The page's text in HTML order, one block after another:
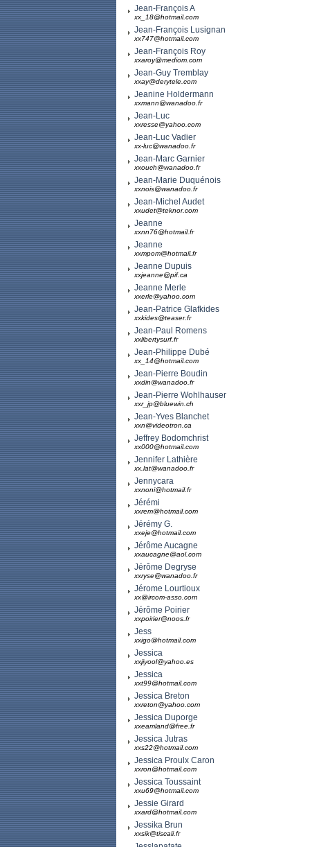
Jean-François A
xx_18@hotmail.com
Jean-François Lusignan
xx747@hotmail.com
Jean-François Roy
xxaroy@mediom.com
Jean-Guy Tremblay
xxay@derytele.com
Jeanine Holdermann
xxmann@wanadoo.fr
Jean-Luc
xxresse@yahoo.com
Jean-Luc Vadier
xx-luc@wanadoo.fr
Jean-Marc Garnier
xxouch@wanadoo.fr
Jean-Marie Duquénois
xxnois@wanadoo.fr
Jean-Michel Audet
xxudet@teknor.com
Jeanne
xxnn76@hotmail.fr
Jeanne
xxmpom@hotmail.fr
Jeanne Dupuis
xxjeanne@pif.ca
Jeanne Merle
xxerle@yahoo.com
Jean-Patrice Glafkides
xxkides@teaser.fr
Jean-Paul Romens
xxlibertysurf.fr
Jean-Philippe Dubé
xx_14@hotmail.com
Jean-Pierre Boudin
xxdin@wanadoo.fr
Jean-Pierre Wohlhauser
xxr_jp@bluewin.ch
Jean-Yves Blanchet
xxn@videotron.ca
Jeffrey Bodomchrist
xx000@hotmail.com
Jennifer Lathière
xx.lat@wanadoo.fr
Jennycara
xxnoni@hotmail.fr
Jérémi
xxrem@hotmail.com
Jérémy G.
xxeje@hotmail.com
Jérôme Aucagne
xxaucagne@aol.com
Jérôme Degryse
xxryse@wanadoo.fr
Jérome Lourtioux
xx@ircom-asso.com
Jérôme Poirier
xxpoirier@noos.fr
Jess
xxigo@hotmail.com
Jessica
xxjiyool@yahoo.es
Jessica
xxt99@hotmail.com
Jessica Breton
xxreton@yahoo.com
Jessica Duporge
xxeamland@free.fr
Jessica Jutras
xxs22@hotmail.com
Jessica Proulx Caron
xxron@hotmail.com
Jessica Toussaint
xxu69@hotmail.com
Jessie Girard
xxard@hotmail.com
Jessika Brun
xxsik@tiscali.fr